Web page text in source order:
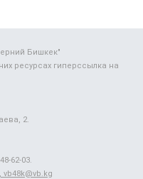
Бишкек"
ресурсах гиперссылка на
2.
62-03.
vb48k@vb.kg